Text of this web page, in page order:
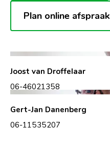
Plan online afspraak
Joost van Droffelaar
06-46021358
Gert-Jan Danenberg
06-11535207